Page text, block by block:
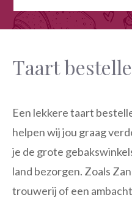
Taart
Een lekkere taart
helpen wij jou graag
je de grote
land bezorgen. Zoals
trouwerij of een